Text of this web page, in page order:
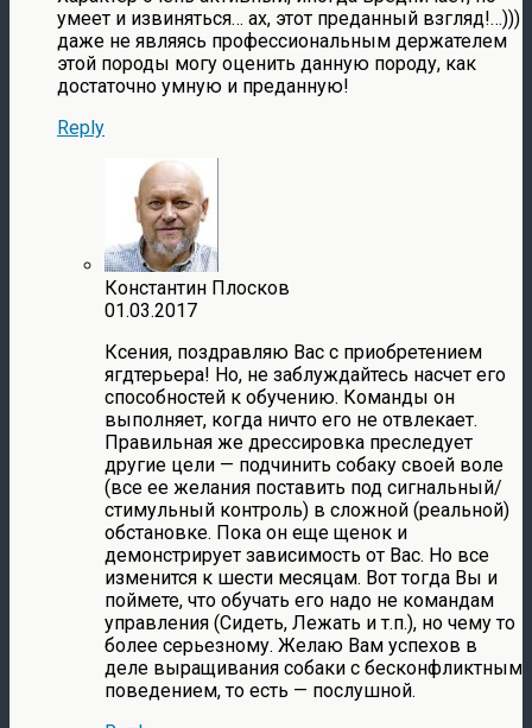
умеет и извиняться… ах, этот преданный взгляд!…)))
даже не являясь профессиональным держателем
этой породы могу оценить данную породу, как
достаточно умную и преданную!
Reply
Константин Плосков
01.03.2017
Ксения, поздравляю Вас с приобретением
ягдтерьера! Но, не заблуждайтесь насчет его
способностей к обучению. Команды он
выполняет, когда ничто его не отвлекает.
Правильная же дрессировка преследует
другие цели — подчинить собаку своей воле
(все ее желания поставить под сигнальный/
стимульный контроль) в сложной (реальной)
обстановке. Пока он еще щенок и
демонстрирует зависимость от Вас. Но все
изменится к шести месяцам. Вот тогда Вы и
поймете, что обучать его надо не командам
управления (Сидеть, Лежать и т.п.), но чему то
более серьезному. Желаю Вам успехов в
деле выращивания собаки с бесконфликтным
поведением, то есть — послушной.